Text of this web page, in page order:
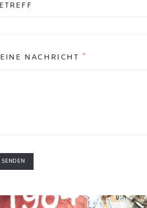
NACHRICHT *